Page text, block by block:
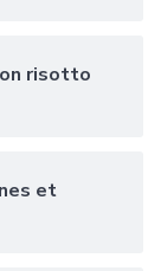
risotto
et